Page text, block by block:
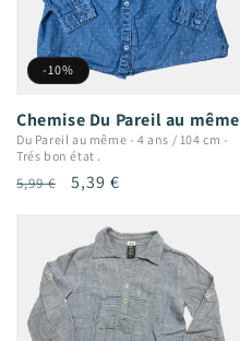
-10%
Chemise Du Pareil au même
Du Pareil au même -4 ans / 104 cm -
Trés bon état .
Prix
5,99 €
Prix
5,39 €